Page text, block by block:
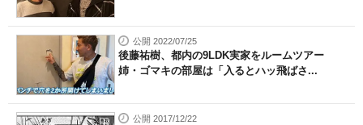
公開 2022/07/25
後藤祐樹、都内の9LDK実家をルームツアー
姉・ゴマキの部屋は「入るとハッ飛ばさ...
公開 2017/12/22